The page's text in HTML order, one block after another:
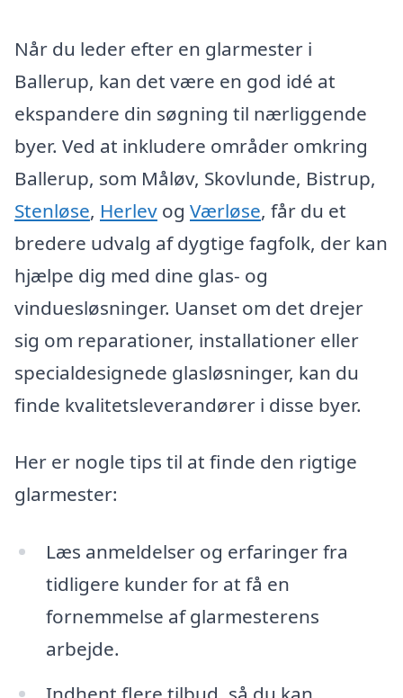
Når du leder efter en glarmester i
Ballerup, kan det være en god idé at
ekspandere din søgning til nærliggende
byer. Ved at inkludere områder omkring
Ballerup, som Måløv, Skovlunde, Bistrup,
Stenløse, Herlev og Værløse, får du et
bredere udvalg af dygtige fagfolk, der kan
hjælpe dig med dine glas- og
vinduesløsninger. Uanset om det drejer
sig om reparationer, installationer eller
specialdesignede glasløsninger, kan du
finde kvalitetsleverandører i disse byer.
Her er nogle tips til at finde den rigtige
glarmester:
Læs anmeldelser og erfaringer fra
tidligere kunder for at få en
fornemmelse af glarmesterens
arbejde.